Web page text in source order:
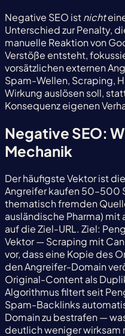
Negative SEO istnicht
Unterschied zur Penalty,
manuelle Reaktion von
Verstöße entsteht,
vorsätzlichen externen
Spam-Wellen, Scraping,
Wirkung auslösen soll,
Konsequenz eigenen
Negative SEO:
Mechanik
Der häufigste Vektor ist
Angreifer kaufen 50–500
thematisch fremden
ausländische Pharma)
auf die Ziel-URL. Ziel:
Vektor — Scraping mit
vor, dass eine Kopie des
den Angreifer-Domain
Original-Content als
Algorithmus filtert seit
Spam-Backlinks
Domain zu bestrafen —
deutlich weniger wirksam